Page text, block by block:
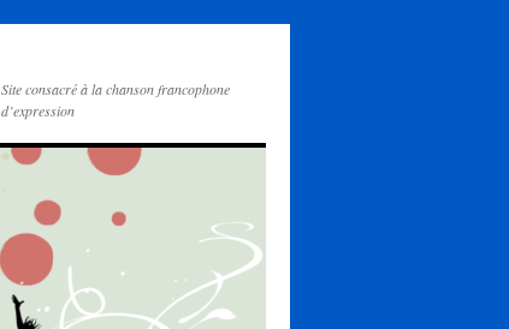
Site consacré à la chanson francophone
d’expression